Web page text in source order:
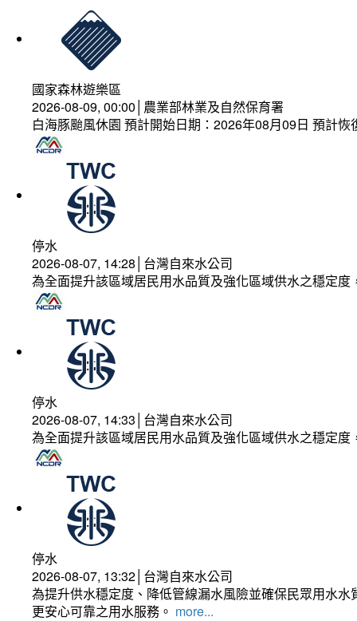
國家森林遊樂區
2026-08-09, 00:00│農業部林業及自然保育署
白海豚颱風休園 預計開始日期：2026年08月09日 預計
停水
2026-08-07, 14:28│台灣自來水公司
為全面提升該區域居民用水品質及強化區域供水之穩定
停水
2026-08-07, 14:33│台灣自來水公司
為全面提升該區域居民用水品質及強化區域供水之穩定
停水
2026-08-07, 13:32│台灣自來水公司
為提升供水穩定度、降低管線漏水風險並確保民眾用水
更安心可靠之用水服務。 more...